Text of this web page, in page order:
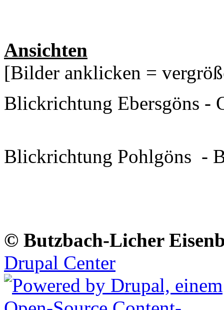
Ansichten
[Bilder anklicken =
Blickrichtung Ebersgöns -
Blickrichtung Pohlgöns -
© Butzbach-Licher
Drupal Center